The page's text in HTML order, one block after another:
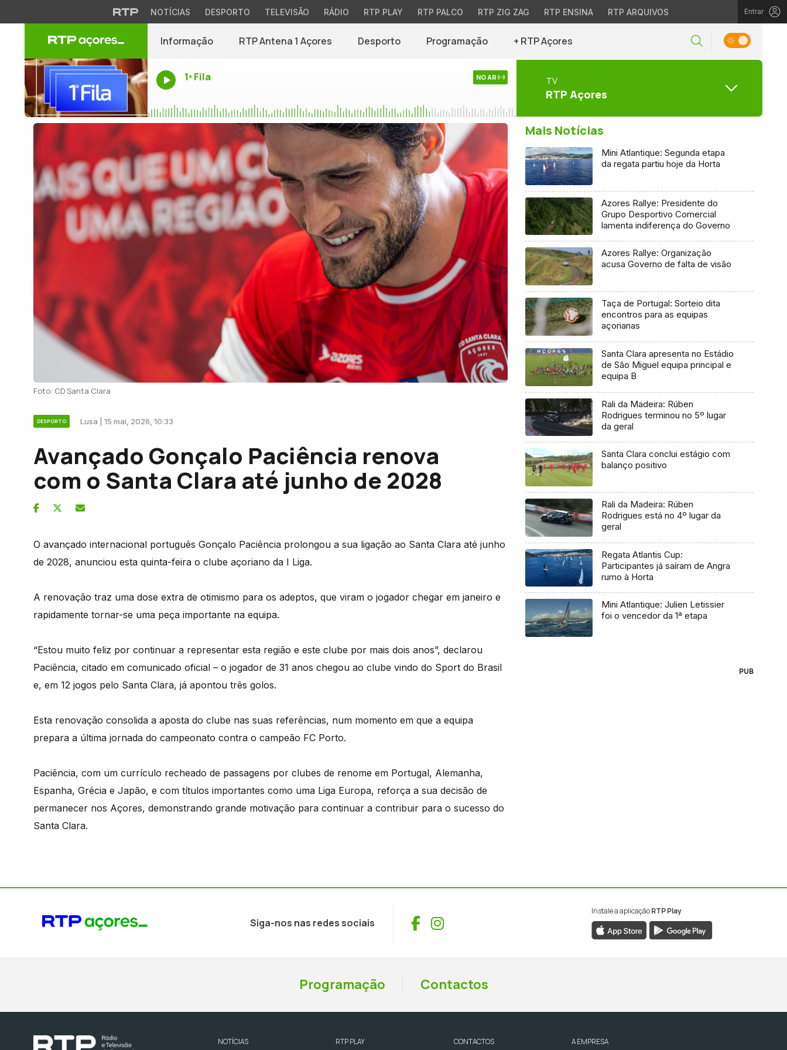
NOTÍCIAS DESPORTO TELEVISÃO RÁDIO RTP PLAY RTP PALCO RTP ZIG ZAG RTP ENSINA RTP ARQUIVOS Entrar
Informação RTP Antena 1 Açores Desporto Programação + RTP Açores
1ª Fila NO AR TV
RTP Açores
Foto: CD Santa Clara
DESPORTO Lusa | 15 mai, 2026, 10:33
Avançado Gonçalo Paciência renova
com o Santa Clara até junho de 2028
O avançado internacional português Gonçalo Paciência prolongou a sua ligação ao Santa Clara até junho
de 2028, anunciou esta quinta-feira o clube açoriano da I Liga.
A renovação traz uma dose extra de otimismo para os adeptos, que viram o jogador chegar em janeiro e
rapidamente tornar-se uma peça importante na equipa.
“Estou muito feliz por continuar a representar esta região e este clube por mais dois anos”, declarou
Paciência, citado em comunicado oficial – o jogador de 31 anos chegou ao clube vindo do Sport do Brasil
e, em 12 jogos pelo Santa Clara, já apontou três golos.
Esta renovação consolida a aposta do clube nas suas referências, num momento em que a equipa
prepara a última jornada do campeonato contra o campeão FC Porto.
Paciência, com um currículo recheado de passagens por clubes de renome em Portugal, Alemanha,
Espanha, Grécia e Japão, e com títulos importantes como uma Liga Europa, reforça a sua decisão de
permanecer nos Açores, demonstrando grande motivação para continuar a contribuir para o sucesso do
Santa Clara.
Mais Notícias
Mini Atlantique: Segunda etapa
da regata partiu hoje da Horta
Azores Rallye: Presidente do
Grupo Desportivo Comercial
lamenta indiferença do Governo
Azores Rallye: Organização
acusa Governo de falta de visão
Taça de Portugal: Sorteio dita
encontros para as equipas
açorianas
Santa Clara apresenta no Estádio
de São Miguel equipa principal e
equipa B
Rali da Madeira: Rúben
Rodrigues terminou no 5º lugar
da geral
Santa Clara conclui estágio com
balanço positivo
Rali da Madeira: Rúben
Rodrigues está no 4º lugar da
geral
Regata Atlantis Cup:
Participantes já saíram de Angra
rumo à Horta
Mini Atlantique: Julien Letissier
foi o vencedor da 1ª etapa
PUB
Siga-nos nas redes sociais Facebook
Instagram
Instale a aplicaçãoRTP Play
Programação Contactos
NOTÍCIAS
RTP PLAY
CONTACTOS
A EMPRESA